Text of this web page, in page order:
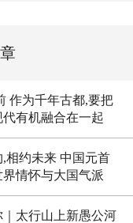
作为千年古都,要把
有机融合在一起
,相约未来 中国元首
情怀与大国气派
｜太行山上新愚公河